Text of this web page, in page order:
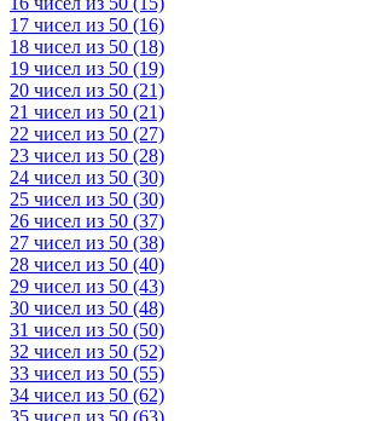
17 чисел из 50 (16)
18 чисел из 50 (18)
19 чисел из 50 (19)
20 чисел из 50 (21)
21 чисел из 50 (21)
22 чисел из 50 (27)
23 чисел из 50 (28)
24 чисел из 50 (30)
25 чисел из 50 (30)
26 чисел из 50 (37)
27 чисел из 50 (38)
28 чисел из 50 (40)
29 чисел из 50 (43)
30 чисел из 50 (48)
31 чисел из 50 (50)
32 чисел из 50 (52)
33 чисел из 50 (55)
34 чисел из 50 (62)